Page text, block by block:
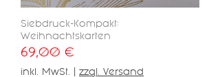
Siebdruck-Kompakt:
Weihnachtskarten
Preis
69,00 €
inkl. MwSt. zzgl. Versand